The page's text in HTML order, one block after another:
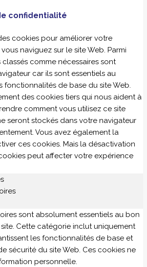
confidentialité
cookies pour améliorer votre
naviguez sur le site Web. Parmi
comme nécessaires sont
car ils sont essentiels au
fonctionnalités de base du site Web.
des cookies tiers qui nous aident à
comment vous utilisez ce site
seront stockés dans votre navigateur
Vous avez également la
ces cookies. Mais la désactivation
peut affecter votre expérience
sont absolument essentiels au bon
Cette catégorie inclut uniquement
les fonctionnalités de base et
sécurité du site Web. Ces cookies ne
personnelle.